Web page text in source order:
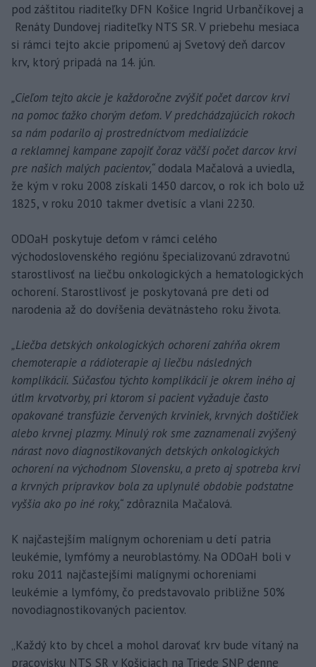
pod záštitou riaditeľky DFN Košice Ingrid Urbančíkovej a
Renáty Dundovej riaditeľky NTS SR. V priebehu mesiaca
si rámci tejto akcie pripomenú aj Svetový deň darcov
krv, ktorý pripadá na 14. jún.
„Cieľom tejto akcie je každoročne zvýšiť počet darcov krvi
na pomoc ťažko chorým deťom. V predchádzajúcich rokoch
sa nám podarilo aj prostredníctvom medializácie
a reklamnej kampane zapojiť čoraz väčší počet darcov krvi
pre našich malých pacientov,“ dodala Mačalová a uviedla,
že kým v roku 2008 získali 1450 darcov, o rok ich bolo už
1825, v roku 2010 takmer dvetisíc a vlani 2230.
ODOaH poskytuje deťom v rámci celého
východoslovenského regiónu špecializovanú zdravotnú
starostlivosť na liečbu onkologických a hematologických
ochorení. Starostlivosť je poskytovaná pre deti od
narodenia až do dovŕšenia devätnásteho roku života.
„Liečba detských onkologických ochorení zahŕňa okrem
chemoterapie a rádioterapie aj liečbu následných
komplikácií. Súčasťou týchto komplikácií je okrem iného aj
útlm krvotvorby, pri ktorom si pacient vyžaduje často
opakované transfúzie červených krviniek, krvných doštičiek
alebo krvnej plazmy. Minulý rok sme zaznamenali zvýšený
nárast novo diagnostikovaných detských onkologických
ochorení na východnom Slovensku, a preto aj spotreba krvi
a krvných prípravkov bola za uplynulé obdobie podstatne
vyššia ako po iné roky,“ zdôraznila Mačalová.
K najčastejším malígnym ochoreniam u detí patria
leukémie, lymfómy a neuroblastómy. Na ODOaH boli v
roku 2011 najčastejšími malígnymi ochoreniami
leukémie a lymfómy, čo predstavovalo približne 50%
novodiagnostikovaných pacientov.
„Každý kto by chcel a mohol darovať krv bude vítaný na
pracovisku NTS SR v Košiciach na Triede SNP denne